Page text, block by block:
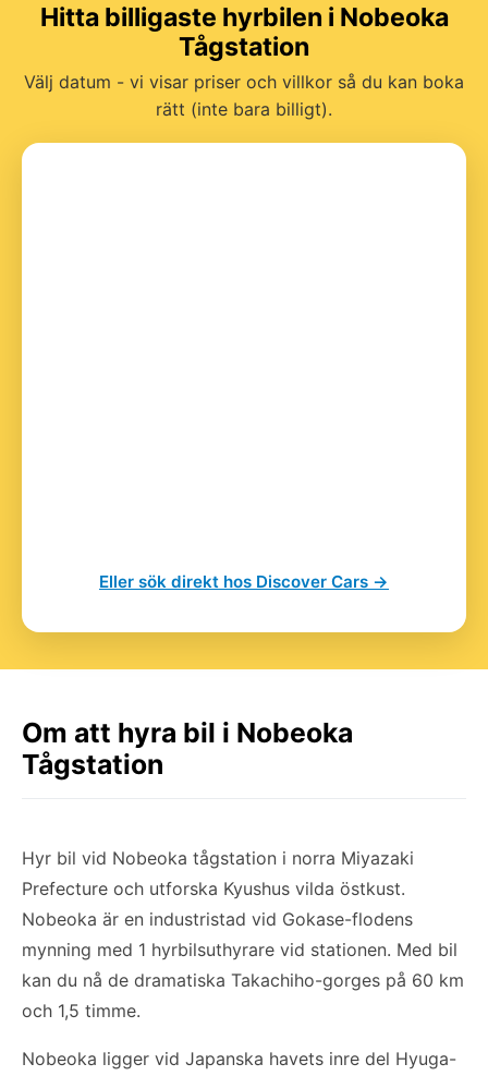
Hitta billigaste hyrbilen i Nobeoka
Tågstation
Välj datum - vi visar priser och villkor så du kan boka
rätt (inte bara billigt).
Eller sök direkt hos Discover Cars →
Om att hyra bil i Nobeoka
Tågstation
Hyr bil vid Nobeoka tågstation i norra Miyazaki
Prefecture och utforska Kyushus vilda östkust.
Nobeoka är en industristad vid Gokase-flodens
mynning med 1 hyrbilsuthyrare vid stationen. Med bil
kan du nå de dramatiska Takachiho-gorges på 60 km
och 1,5 timme.
Nobeoka ligger vid Japanska havets inre del Hyuga-